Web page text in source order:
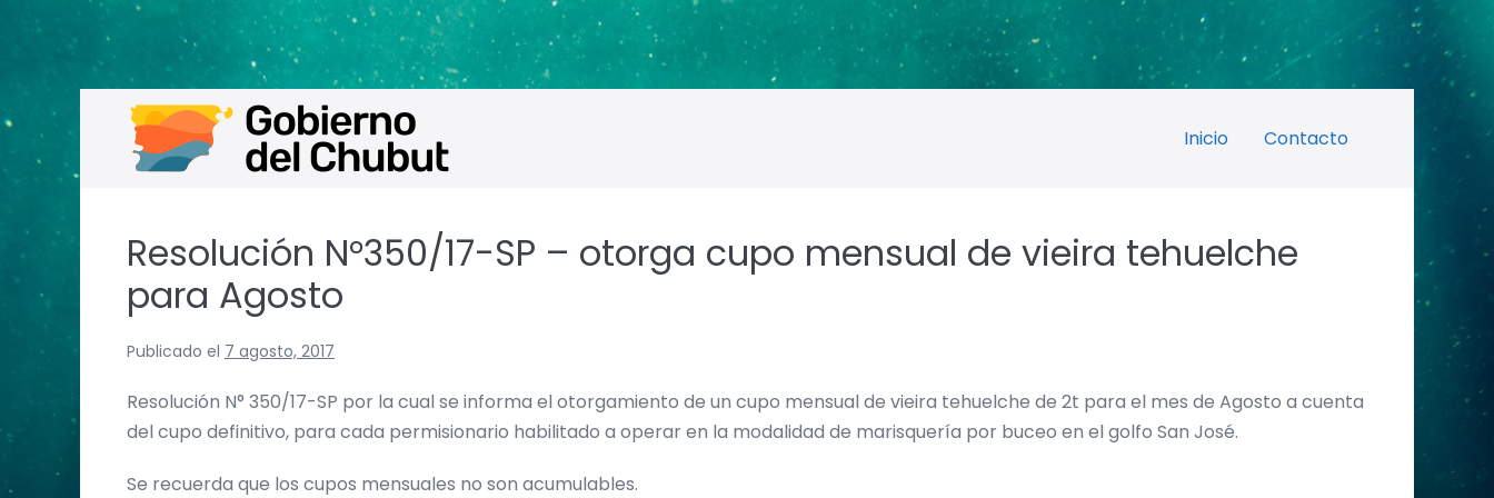
al
contenido
Inicio Contacto
Resolución N°350/17-SP – otorga cupo mensual de vieira tehuelche
para Agosto
Publicado el 7 agosto, 2017
Resolución N° 350/17-SP por la cual se informa el otorgamiento de un cupo mensual de vieira tehuelche de 2t para el mes de Agosto a cuenta
del cupo definitivo, para cada permisionario habilitado a operar en la modalidad de marisquería por buceo en el golfo San José.
Se recuerda que los cupos mensuales no son acumulables.